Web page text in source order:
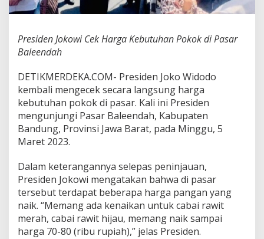
g
a
e
t
u
h
a
n
o
k
d
i
P
a
s
a
Presiden Jokowi Cek Harga Kebutuhan Pokok di Pasar
Baleendah
DETIKMERDEKA.COM- Presiden Joko Widodo
kembali mengecek secara langsung harga
kebutuhan pokok di pasar. Kali ini Presiden
mengunjungi Pasar Baleendah, Kabupaten
Bandung, Provinsi Jawa Barat, pada Minggu, 5
Maret 2023.
Dalam keterangannya selepas peninjauan,
Presiden Jokowi mengatakan bahwa di pasar
tersebut terdapat beberapa harga pangan yang
naik. “Memang ada kenaikan untuk cabai rawit
merah, cabai rawit hijau, memang naik sampai
harga 70-80 (ribu rupiah),” jelas Presiden.